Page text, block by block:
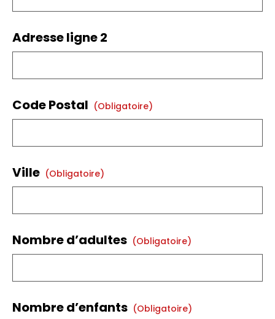
Adresse ligne 2
Code Postal (obligatoire)
Ville (obligatoire)
Nombre d’adultes (obligatoire)
Nombre d’enfants (obligatoire)